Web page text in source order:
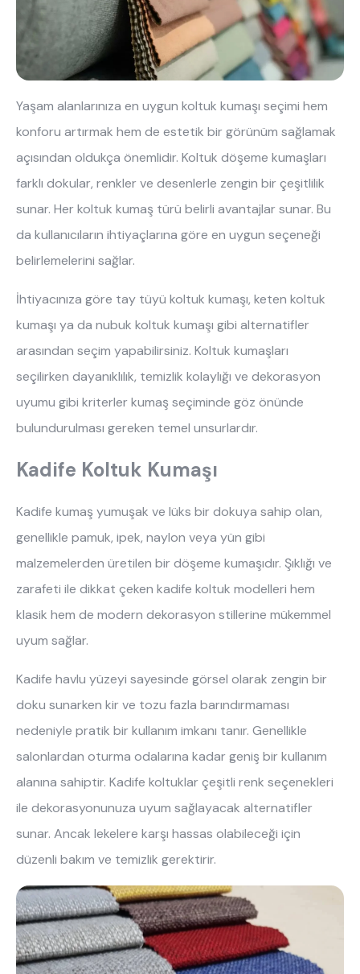
Kurulum & Teslimat
İnsan Kaynakları
İş Ortaklığı
Öneriler
444 8 543
Yaşam alanlarınıza en uygun koltuk kumaşı seçimi hem
konforu artırmak hem de estetik bir görünüm sağlamak
açısından oldukça önemlidir. Koltuk döşeme kumaşları
farklı dokular, renkler ve desenlerle zengin bir çeşitlilik
sunar. Her koltuk kumaş türü belirli avantajlar sunar. Bu
da kullanıcıların ihtiyaçlarına göre en uygun seçeneği
belirlemelerini sağlar.
İhtiyacınıza göre tay tüyü koltuk kumaşı, keten koltuk
kumaşı ya da nubuk koltuk kumaşı gibi alternatifler
arasından seçim yapabilirsiniz. Koltuk kumaşları
seçilirken dayanıklılık, temizlik kolaylığı ve dekorasyon
uyumu gibi kriterler kumaş seçiminde göz önünde
bulundurulması gereken temel unsurlardır.
Kadife Koltuk Kumaşı
Kadife kumaş yumuşak ve lüks bir dokuya sahip olan,
genellikle pamuk, ipek, naylon veya yün gibi
malzemelerden üretilen bir döşeme kumaşıdır. Şıklığı ve
zarafeti ile dikkat çeken kadife koltuk modelleri hem
klasik hem de modern dekorasyon stillerine mükemmel
uyum sağlar.
Kadife havlu yüzeyi sayesinde görsel olarak zengin bir
doku sunarken kir ve tozu fazla barındırmaması
nedeniyle pratik bir kullanım imkanı tanır. Genellikle
salonlardan oturma odalarına kadar geniş bir kullanım
alanına sahiptir. Kadife koltuklar çeşitli renk seçenekleri
ile dekorasyonunuza uyum sağlayacak alternatifler
sunar. Ancak lekelere karşı hassas olabileceği için
düzenli bakım ve temizlik gerektirir.